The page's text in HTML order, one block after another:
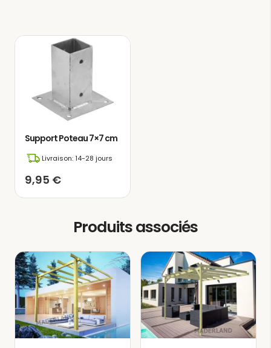
distinctive et exclusive à votre jardin,
créant un espace dédié pour vivre et
profiter. Vous pourrez y partager des
repas chaleureux avec la famille et les
amis, pleins de joie, ainsi que des
moments de détente et de confort,
parfaits pour savourer la lecture dans
un environnement serein et paisible.
Support Poteau 7×7 cm
Livraison: 14-28 jours
9,95 €
Produits associés